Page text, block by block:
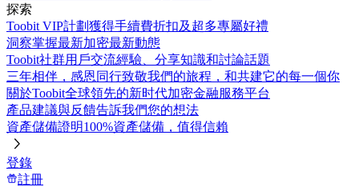
探索
Toobit VIP計劃獲得手續費折扣及超多專屬好禮
洞察掌握最新加密最新動態
Toobit社群用戶交流經驗、分享知識和討論話題
三年相伴，感恩同行致敬我們的旅程，和共建它的每一個你
關於Toobit全球領先的新时代加密金融服務平台
產品建議與反饋告訴我們您的想法
資產儲備證明100%資產儲備，值得信賴
登錄
註冊